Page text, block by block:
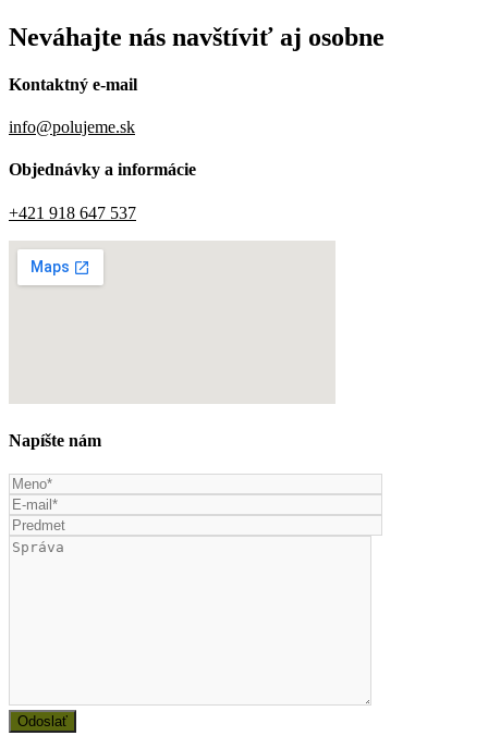
Neváhajte nás navštíviť aj osobne
Kontaktný e-mail
info@polujeme.sk
Objednávky a informácie
+421 918 647 537
Napíšte nám